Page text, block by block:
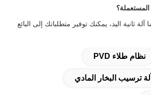
ثانية اليد، يمكنك توفير متطلباتك إلى البائع
نظام طلاء PVD